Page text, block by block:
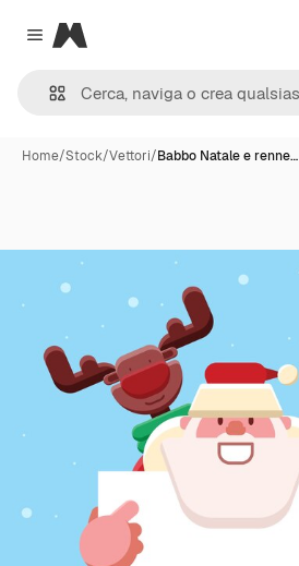
Close menu
Magnific
Home/Stock/Vettori/Babbo Natale e renne…